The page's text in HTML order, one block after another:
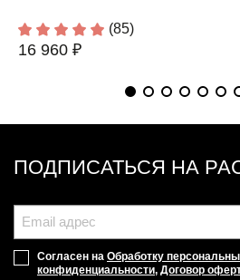
(85)
16 960 ₽
ПОДПИСАТЬСЯ НА
Согласен на Обработку
конфиденциальности, Договор